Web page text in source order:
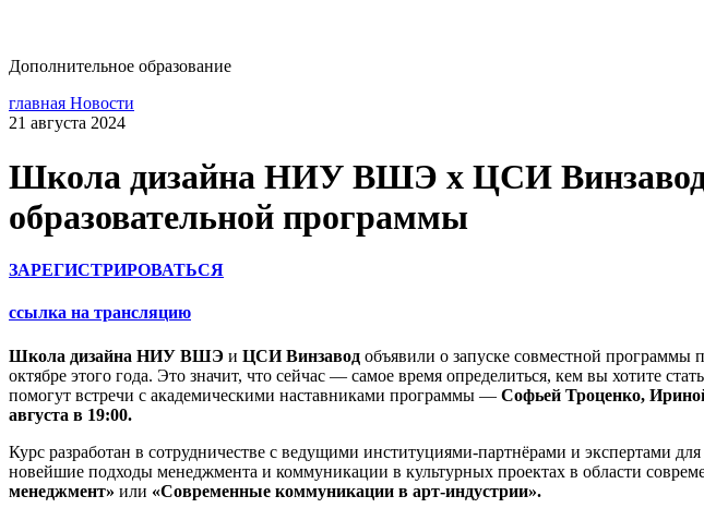
Дополнительное образование
главная Новости
21 августа 2024
Школа дизайна НИУ ВШЭ х ЦСИ Винзавод:
образовательной программы
ЗАРЕГИСТРИРОВАТЬСЯ
ссылка на трансляцию
Школа дизайна НИУ ВШЭ и ЦСИ Винзавод объявили о запуске совместной программы
октябре этого года. Это значит, что сейчас — самое время определиться, кем вы хотите
помогут встречи с академическими наставниками программы — Софьей Троценко,
августа в 19:00.
Курс разработан в сотрудничестве с ведущими институциями-партнёрами и экспертами
новейшие подходы менеджмента и коммуникации в культурных проектах в области
менеджмент» или «Современные коммуникации в арт-индустрии».